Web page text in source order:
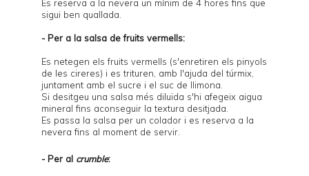
Es reserva a la nevera un mínim de 4 hores fins que
sigui ben quallada.
- Per a la salsa de fruits vermells:
Es netegen els fruits vermells (s'enretiren els pinyols
de les cireres) i es trituren, amb l'ajuda del túrmix,
juntament amb el sucre i el suc de llimona.
Si desitgeu una salsa més diluïda s'hi afegeix aigua
mineral fins aconseguir la textura desitjada.
Es passa la salsa per un colador i es reserva a la
nevera fins al moment de servir.
- Per al crumble: